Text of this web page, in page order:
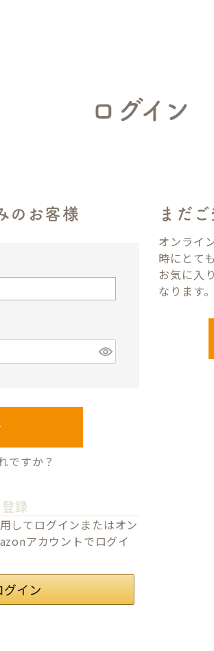
ログイン
のお客様
ですか？
録
してログインまたはオン
アカウントでログイ
まだ
オンライ
時にとて
お気に入
なります